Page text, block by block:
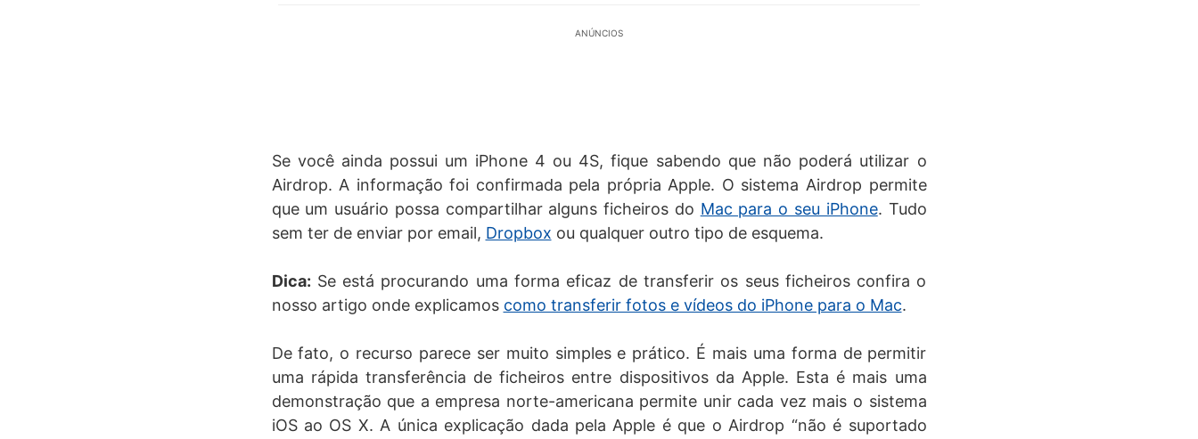
ANÚNCIOS
Se você ainda possui um iPhone 4 ou 4S, fique sabendo que não poderá utilizar o
Airdrop. A informação foi confirmada pela própria Apple. O sistema Airdrop permite
que um usuário possa compartilhar alguns ficheiros do Mac para o seu iPhone. Tudo
sem ter de enviar por email, Dropbox ou qualquer outro tipo de esquema.
Dica: Se está procurando uma forma eficaz de transferir os seus ficheiros confira o
nosso artigo onde explicamos como transferir fotos e vídeos do iPhone para o Mac.
De fato, o recurso parece ser muito simples e prático. É mais uma forma de permitir
uma rápida transferência de ficheiros entre dispositivos da Apple. Esta é mais uma
demonstração que a empresa norte-americana permite unir cada vez mais o sistema
iOS ao OS X. A única explicação dada pela Apple é que o Airdrop “não é suportado